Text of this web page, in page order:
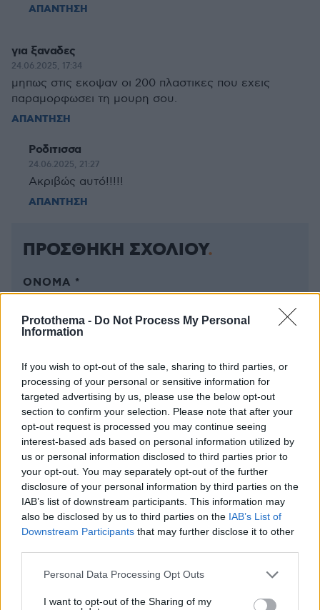
Protothema - Do Not Process My Personal
Information
If you wish to opt-out of the sale, sharing to third parties, or
processing of your personal or sensitive information for
targeted advertising by us, please use the below opt-out
section to confirm your selection. Please note that after your
opt-out request is processed you may continue seeing
interest-based ads based on personal information utilized by
us or personal information disclosed to third parties prior to
your opt-out. You may separately opt-out of the further
disclosure of your personal information by third parties on the
IAB’s list of downstream participants. This information may
also be disclosed by us to third parties on the IAB’s List of
Downstream Participants that may further disclose it to other
Please note that this website/app uses one or more Google
not limited to your visit or usage behaviour. You may click to
Personal Data Processing Opt Outs
I want to opt-out of the Sharing of my
ΑΠΑΝΤΗΣΗ
για ξαναδες
24.06.2025, 17:34
μηπως στις εκοψαν οι 200 πλαστικες που εχεις
παραμορφωσει τη μουρη σου.
ΑΠΑΝΤΗΣΗ
Ροδιτισσα
24.06.2025, 21:27
Ακριβώς αυτό!!!!!
ΑΠΑΝΤΗΣΗ
ΠΡΟΣΘΗΚΗ ΣΧΟΛΙΟΥ
ΌΝΟΜΑ *
EMAIL
ΣΧΌΛΙΟ *
Απομένουν2500χαρακτήρες